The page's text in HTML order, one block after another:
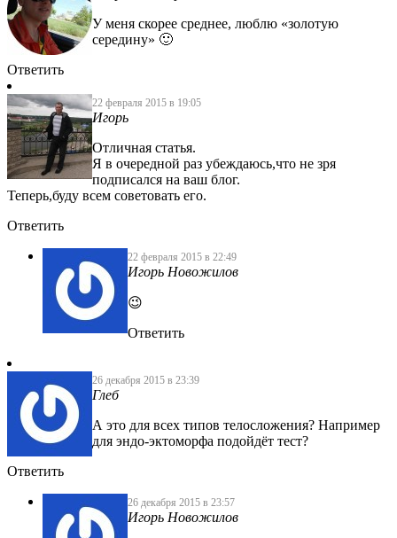
У меня скорее среднее, люблю «золотую
середину» 🙂
Ответить
22 февраля 2015 в 19:05
Игорь
Отличная статья.
Я в очередной раз убеждаюсь,что не зря
подписался на ваш блог.
Теперь,буду всем советовать его.
Ответить
22 февраля 2015 в 22:49
Игорь Новожилов
😉
Ответить
26 декабря 2015 в 23:39
Глеб
А это для всех типов телосложения? Например
для эндо-эктоморфа подойдёт тест?
Ответить
26 декабря 2015 в 23:57
Игорь Новожилов